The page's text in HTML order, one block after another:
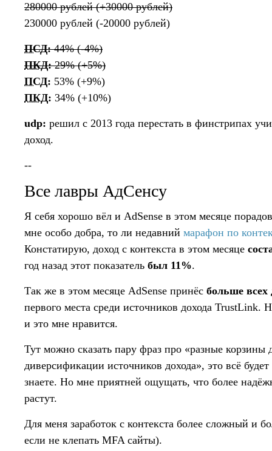
280000 рублей (+30000 рублей)
230000 рублей (-20000 рублей)
ПСД:44% (-4%)
ПКД:29% (+5%)
ПСД: 53% (+9%)
ПКД: 34% (+10%)
udp: решил с 2013 года перестать в финстрипах
доход.
--
Все лавры АдСенсу
Я себя хорошо вёл и AdSense в этом месяце
мне особо добра, то ли недавний марафон по
Констатирую, доход с контекста в этом месяце
год назад этот показатель был 11%.
Так же в этом месяце AdSense принёс больше всех
первого места среди источников дохода TrustLink.
и это мне нравится.
Тут можно сказать пару фраз про «разные корзины
диверсификации источников дохода», это всё
знаете. Но мне приятней ощущать, что более
растут.
Для меня заработок с контекста более сложный и
если не клепать MFA сайты).